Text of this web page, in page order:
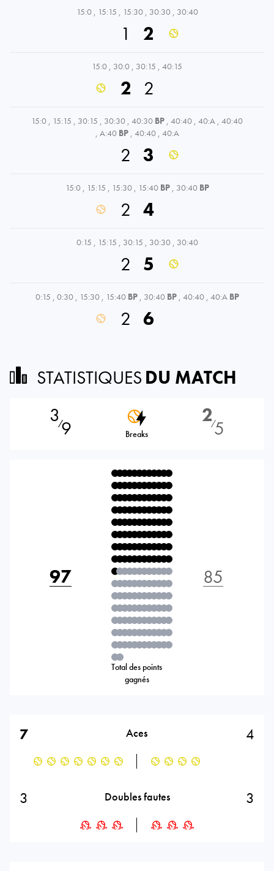
15:0 , 15:15 , 15:30 , 30:30 , 30:40
1 2
15:0 , 30:0 , 30:15 , 40:15
2 2
15:0 , 15:15 , 30:15 , 30:30 , 40:30 BP , 40:40 , 40:A , 40:40
, A:40 BP , 40:40 , 40:A
2 3
15:0 , 15:15 , 15:30 , 15:40 BP , 30:40 BP
2 4
0:15 , 15:15 , 30:15 , 30:30 , 30:40
2 5
0:15 , 0:30 , 15:30 , 15:40 BP , 30:40 BP , 40:40 , 40:A BP
2 6
STATISTIQUES DU MATCH
3⁄9 Breaks
2⁄5
97
Total des points
gagnés
85
7 Aces 4
3 Doubles fautes 3